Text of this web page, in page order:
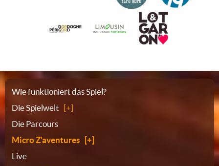
Sitemap
Wie funktioniert das Spiel?
Die Spielwelt
Die Parcours
Micro Z'aventures
Live